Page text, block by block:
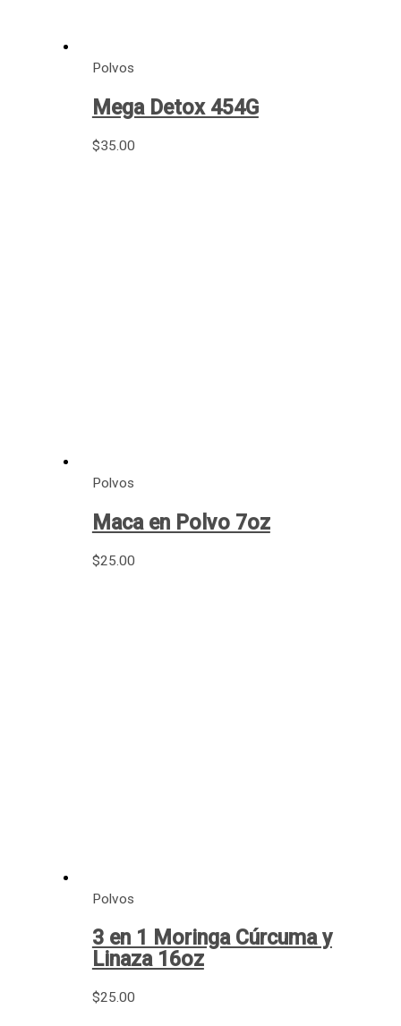
Polvos
Mega Detox 454G
$35.00
Polvos
Maca en Polvo 7oz
$25.00
Polvos
3 en 1 Moringa Cúrcuma y
Linaza 16oz
$25.00